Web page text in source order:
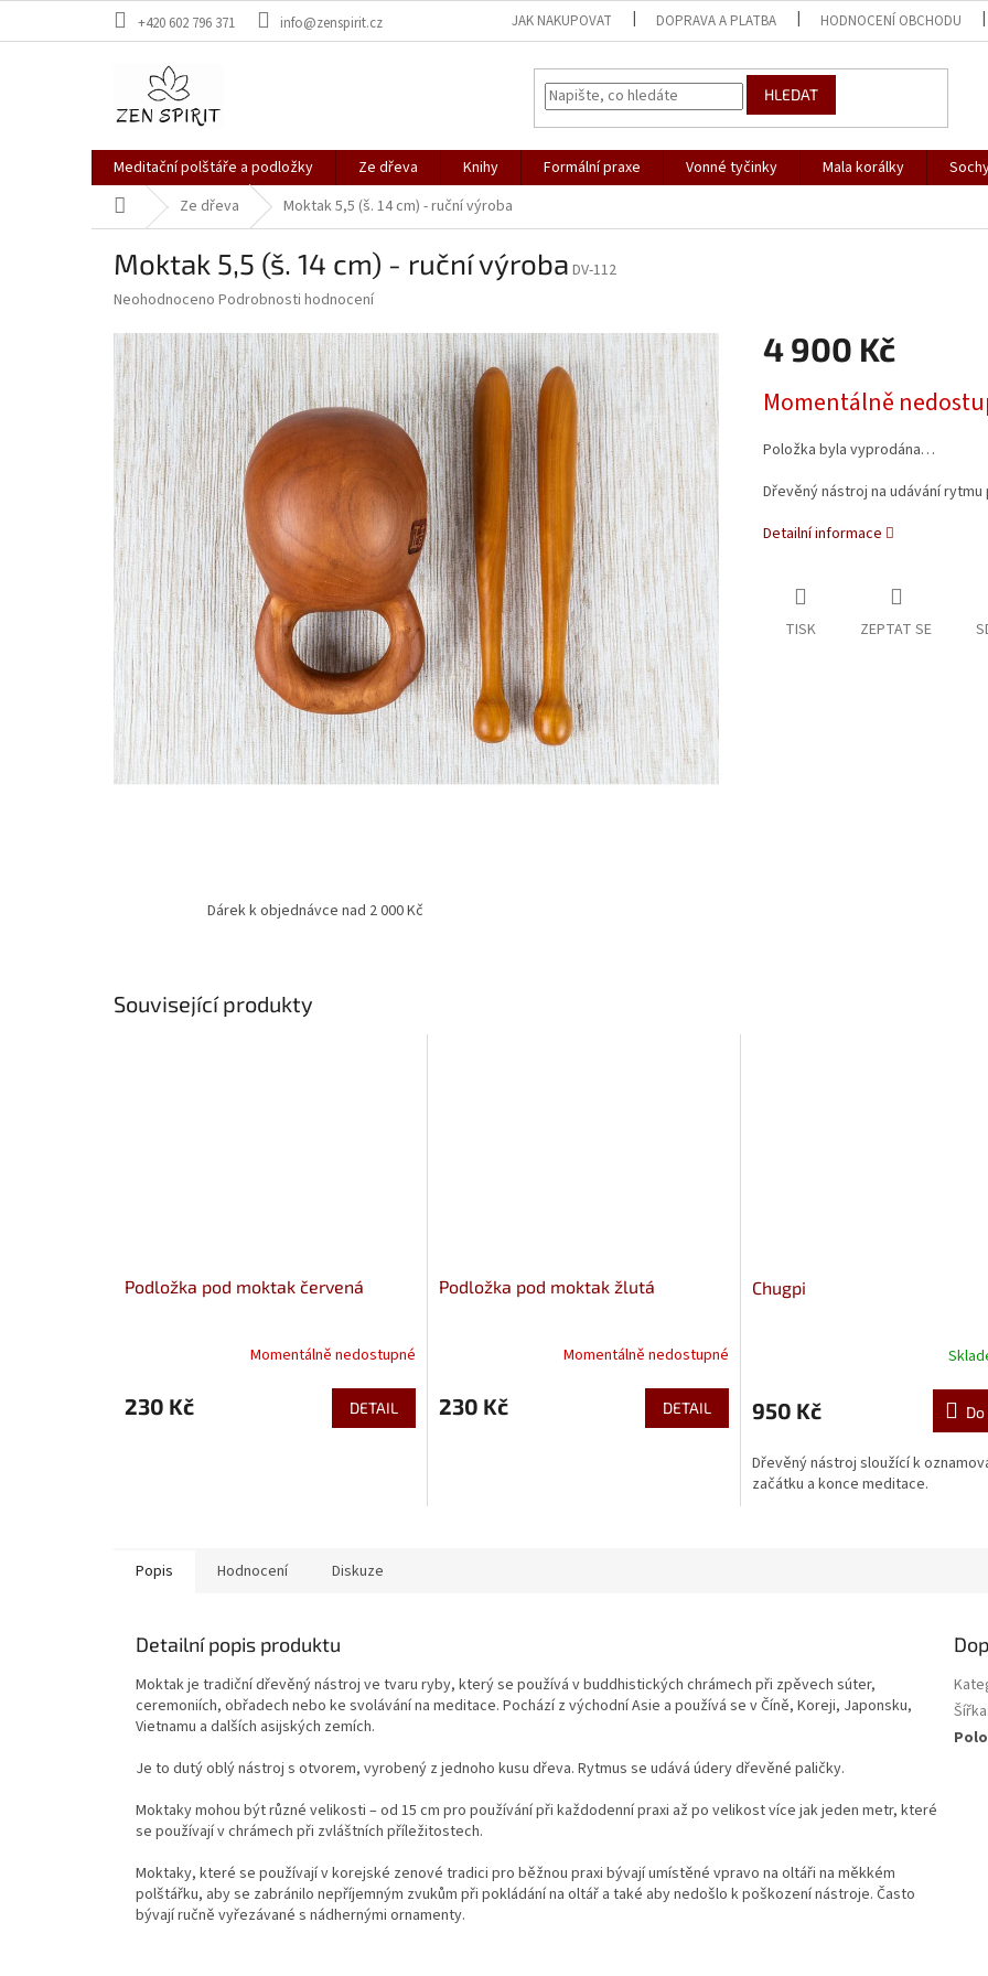
+420 602 796 371 info@zenspirit.cz JAK NAKUPOVAT DOPRAVA A PLATBA HODNOCENÍ OBCHODU
HLEDAT
Meditační polštáře a podložky Ze dřeva Knihy Formální praxe Vonné tyčinky Mala korálky
Domů Ze dřeva Moktak 5,5 (š. 14 cm) - ruční výroba
Moktak 5,5 (š. 14 cm) - ruční výroba DV-112
Průměrné
produktu
je
0,0
5
hvězdiček.
Neohodnoceno Podrobnosti hodnocení
4 900 Kč
cena:
Momentálně
Položka byla vyprodána…
Dřevěný nástroj na udávání
Detailní informace
TISK ZEPTAT SE
Dárek k objednávce nad 2 000 Kč
Související produkty
Podložka pod moktak červená
Momentálně nedostupné
230 Kč DETAIL
Podložka pod moktak žlutá
Momentálně nedostupné
230 Kč DETAIL
Chugpi
950 Kč
Dřevěný nástroj sloužící k
začátku a konce meditace.
Popis Hodnocení Diskuze
Detailní popis produktu
Moktak je tradiční dřevěný nástroj ve tvaru ryby, který se používá v buddhistických chrámech při zpěvech súter,
ceremoniích, obřadech nebo ke svolávání na meditace. Pochází z východní Asie a používá se v Číně, Koreji, Japonsku,
Vietnamu a dalších asijských zemích.
Je to dutý oblý nástroj s otvorem, vyrobený z jednoho kusu dřeva. Rytmus se udává údery dřevěné paličky.
Moktaky mohou být různé velikosti – od 15 cm pro používání při každodenní praxi až po velikost více jak jeden metr, které
se používají v chrámech při zvláštních příležitostech.
Moktaky, které se používají v korejské zenové tradici pro běžnou praxi bývají umístěné vpravo na oltáři na měkkém
polštářku, aby se zabránilo nepříjemným zvukům při pokládání na oltář a také aby nedošlo k poškození nástroje. Často
bývají ručně vyřezávané s nádhernými ornamenty.
Šířka